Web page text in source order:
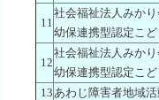
11
社会福祉法人みか
幼保連携型認定こ
12
社会福祉法人みか
幼保連携型認定こ
13あわじ障害者地域